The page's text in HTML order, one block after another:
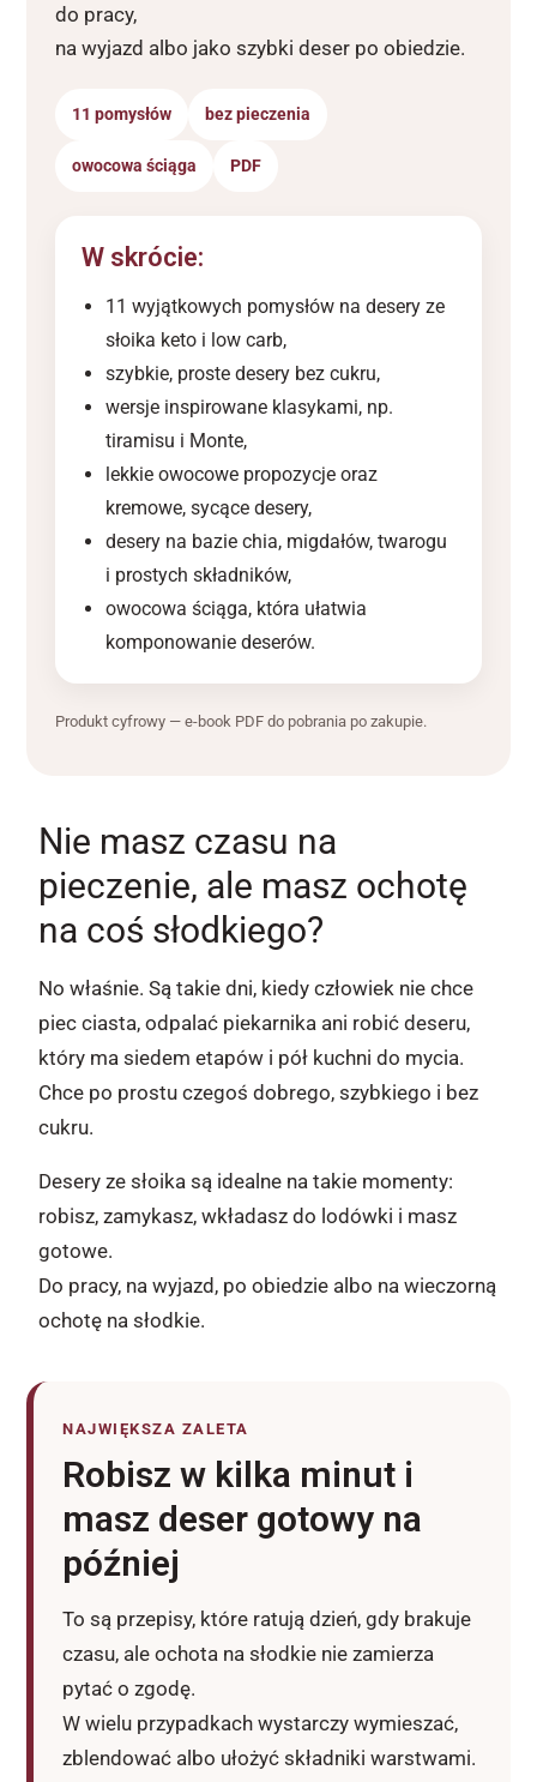
do pracy,
na wyjazd albo jako szybki deser po obiedzie.
11 pomysłów bez pieczenia
owocowa ściąga PDF
W skrócie:
11 wyjątkowych pomysłów na desery ze
słoika keto i low carb,
szybkie, proste desery bez cukru,
wersje inspirowane klasykami, np.
tiramisu i Monte,
lekkie owocowe propozycje oraz
kremowe, sycące desery,
desery na bazie chia, migdałów, twarogu
i prostych składników,
owocowa ściąga, która ułatwia
komponowanie deserów.
Produkt cyfrowy — e-book PDF do pobrania po zakupie.
Nie masz czasu na
pieczenie, ale masz ochotę
na coś słodkiego?
No właśnie. Są takie dni, kiedy człowiek nie chce
piec ciasta, odpalać piekarnika ani robić deseru,
który ma siedem etapów i pół kuchni do mycia.
Chce po prostu czegoś dobrego, szybkiego i bez
cukru.
Desery ze słoika są idealne na takie momenty:
robisz, zamykasz, wkładasz do lodówki i masz
gotowe.
Do pracy, na wyjazd, po obiedzie albo na wieczorną
ochotę na słodkie.
NAJWIĘKSZA ZALETA
Robisz w kilka minut i
masz deser gotowy na
później
To są przepisy, które ratują dzień, gdy brakuje
czasu, ale ochota na słodkie nie zamierza
pytać o zgodę.
W wielu przypadkach wystarczy wymieszać,
zblendować albo ułożyć składniki warstwami.